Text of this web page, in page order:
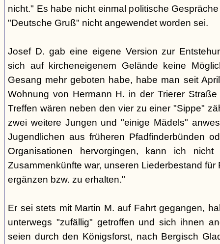
nicht." Es habe nicht einmal politische
"Deutsche Gruß" nicht angewendet worden sei.
Josef D. gab eine eigene Version zur
sich auf kircheneigenem Gelände keine
Gesang mehr geboten habe, habe man seit
Wohnung von Hermann H. in der Trierer
Treffen wären neben den vier zu einer "Sippe"
zwei weitere Jungen und "einige Mädels"
Jugendlichen aus früheren Pfadfinderbünden
Organisationen hervorgingen, kann ich
Zusammenkünfte war, unseren Liederbestand
ergänzen bzw. zu erhalten."
Er sei stets mit Martin M. auf Fahrt gegangen,
unterwegs "zufällig" getroffen und sich ihnen
seien durch den Königsforst, nach Bergisch